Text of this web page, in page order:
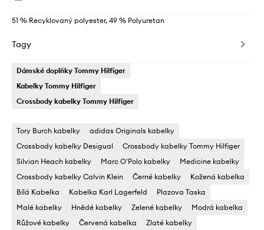
51 % Recyklovaný polyester, 49 % Polyuretan
Tagy
Dámské doplňky Tommy Hilfiger
Kabelky Tommy Hilfiger
Crossbody kabelky Tommy Hilfiger
Tory Burch kabelky
adidas Originals kabelky
Crossbody kabelky Desigual
Crossbody kabelky Tommy Hilfiger
Silvian Heach kabelky
Marc O'Polo kabelky
Medicine kabelky
Crossbody kabelky Calvin Klein
Černé kabelky
Kožená kabelka
Bílá Kabelka
Kabelka Karl Lagerfeld
Plazova Taska
Malé kabelky
Hnědé kabelky Zelené kabelky
Modrá kabelka
Růžové kabelky
Červená kabelka Zlaté kabelky